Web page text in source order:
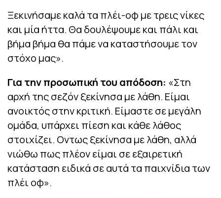
Ξεκινήσαμε καλά τα πλέι-οφ με τρεις νίκες
και μία ήττα. Θα δουλέψουμε και πάλι και
βήμα βήμα θα πάμε να καταστήσουμε τον
στόχο μας».
Για την προσωπική του απόδοση: «Στη
αρχή της σεζόν ξεκίνησα με λάθη. Είμαι
ανοικτός στην κριτική. Είμαστε σε μεγάλη
ομάδα, υπάρχει πίεση και κάθε λάθος
στοιχίζει. Οντως ξεκίνησα με λάθη, αλλά
νιώθω πως πλέον είμαι σε εξαιρετική
κατάσταση ειδικά σε αυτά τα παιχνίδια των
πλέι οφ».